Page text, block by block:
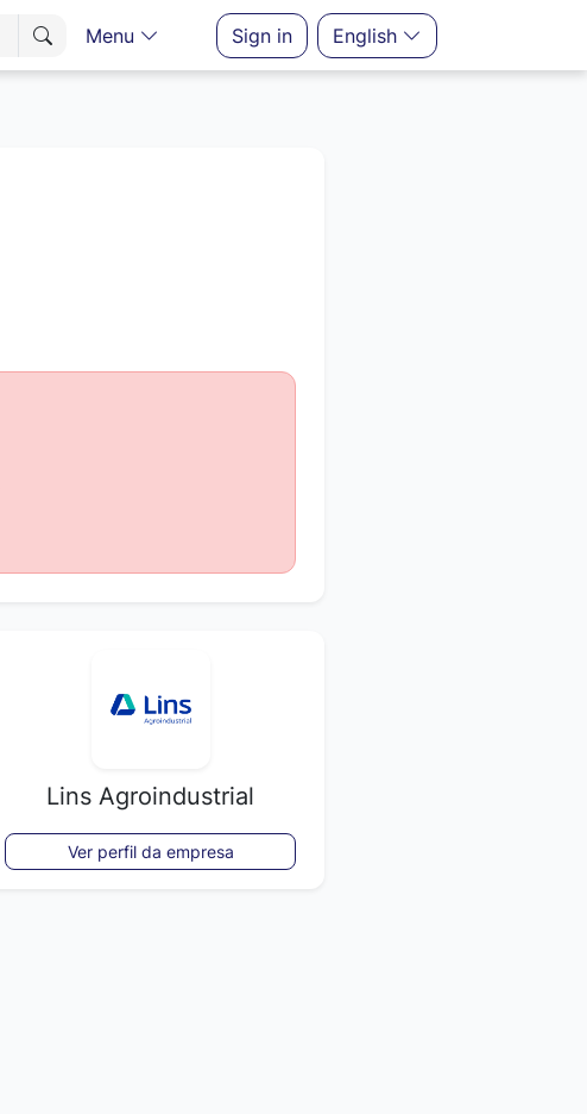
Menu Sign in English
Lins Agroindustrial
Ver perfil da empresa